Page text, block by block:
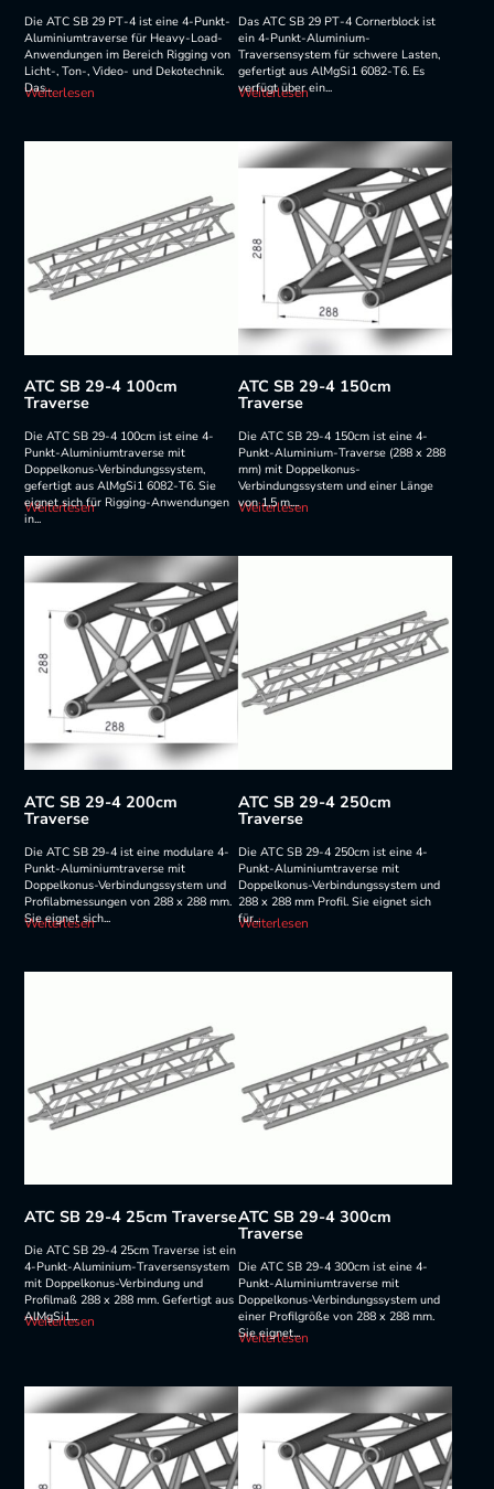
Die ATC SB 29 PT-4 ist eine 4-Punkt-
Aluminiumtraverse für Heavy-Load-
Anwendungen im Bereich Rigging von
Licht-, Ton-, Video- und Dekotechnik.
Das...
Weiterlesen
Das ATC SB 29 PT-4 Cornerblock ist
ein 4-Punkt-Aluminium-
Traversensystem für schwere Lasten,
gefertigt aus AlMgSi1 6082-T6. Es
verfügt über ein...
Weiterlesen
ATC SB 29-4 100cm
Traverse
Die ATC SB 29-4 100cm ist eine 4-
Punkt-Aluminiumtraverse mit
Doppelkonus-Verbindungssystem,
gefertigt aus AlMgSi1 6082-T6. Sie
eignet sich für Rigging-Anwendungen
in...
Weiterlesen
ATC SB 29-4 150cm
Traverse
Die ATC SB 29-4 150cm ist eine 4-
Punkt-Aluminium-Traverse (288 x 288
mm) mit Doppelkonus-
Verbindungssystem und einer Länge
von 1,5 m....
Weiterlesen
ATC SB 29-4 200cm
Traverse
Die ATC SB 29-4 ist eine modulare 4-
Punkt-Aluminiumtraverse mit
Doppelkonus-Verbindungssystem und
Profilabmessungen von 288 x 288 mm.
Sie eignet sich...
Weiterlesen
ATC SB 29-4 250cm
Traverse
Die ATC SB 29-4 250cm ist eine 4-
Punkt-Aluminiumtraverse mit
Doppelkonus-Verbindungssystem und
288 x 288 mm Profil. Sie eignet sich
für...
Weiterlesen
ATC SB 29-4 25cm Traverse
Die ATC SB 29-4 25cm Traverse ist ein
4-Punkt-Aluminium-Traversensystem
mit Doppelkonus-Verbindung und
Profilmaß 288 x 288 mm. Gefertigt aus
AlMgSi1...
Weiterlesen
ATC SB 29-4 300cm
Traverse
Die ATC SB 29-4 300cm ist eine 4-
Punkt-Aluminiumtraverse mit
Doppelkonus-Verbindungssystem und
einer Profilgröße von 288 x 288 mm.
Sie eignet...
Weiterlesen